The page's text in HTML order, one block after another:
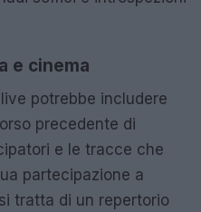
e cinema
potrebbe includere
precedente di
e le tracce che
partecipazione a
tratta di un repertorio